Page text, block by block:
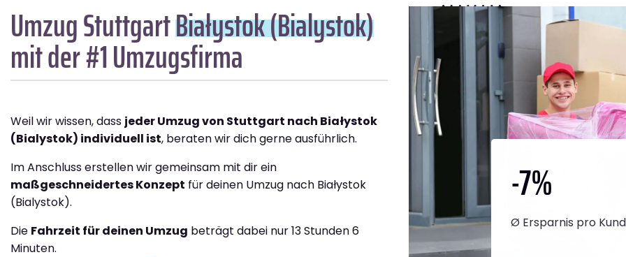
Umzug StuttgartBiałystok (Bialystok)
mit der #1 Umzugsfirma
Weil wir wissen, dass jeder Umzug von Stuttgart nach Białystok
(Bialystok) individuell ist, beraten wir dich gerne ausführlich.
Im Anschluss erstellen wir gemeinsam mit dir ein
maßgeschneidertes Konzept für deinen Umzug nach Białystok
(Bialystok).
Die Fahrzeit für deinen Umzug beträgt dabei nur 13 Stunden 6
Minuten.
-7%
Ø Ersparnis pro